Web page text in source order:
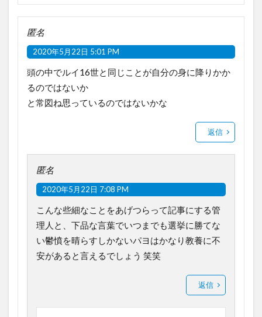
匿名
2020年5月22日 5:01 PM
頭の中でルイ16世と同じことが自分の身に降りかか
るのではないか
と常図ね思っているのではないかな
返信
匿名
2020年5月22日 7:08 PM
こんな些細なことをあげつらって記事にする管
理人と、下品な言葉でいつまでも選挙に勝てな
い鬱憤を晴らすしかないパヨはかなり教養に不
安があると言えるでしょう 笑笑
返信